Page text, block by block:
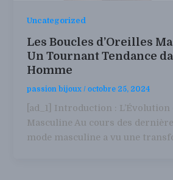
Uncategorized
Les Boucles d’Oreilles
Un Tournant Tendance
Homme
passion bijoux/octobre 25, 2024
[ad_1] Introduction : L’Évolution
Masculine Au cours des
mode masculine a vu une